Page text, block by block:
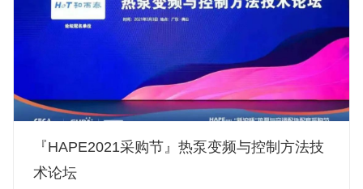
『HAPE2021采购节』热泵变频与控制方法技
术论坛